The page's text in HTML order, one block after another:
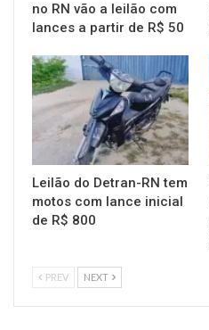
no RN vão a leilão com
lances a partir de R$ 50
Leilão do Detran-RN tem
motos com lance inicial
de R$ 800
PREV NEXT